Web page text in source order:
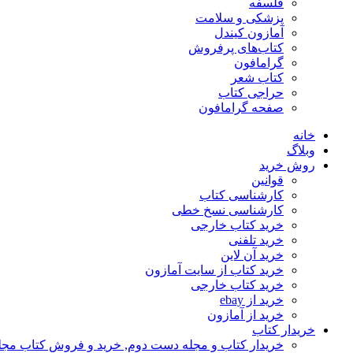
فلسفه
پزشکی و سلامت
آمازون کیندل
کتاب‌های پرفروش
گرامافون
کتاب شعر
حراجی کتاب
صفحه گرامافون
خانه
وبلاگ
روش خرید
قوانین
کارشناسی کتاب
کارشناسی نسخ خطی
خرید کتاب خارجی
خرید تلفنی
خرید آن لاین
خرید کتاب از سایت آمازون
خرید کتاب خارجی
خرید از ebay
خرید از آمازون
خریدار کتاب
خریدار کتاب و مجله دست دوم, خرید و فروش کتاب